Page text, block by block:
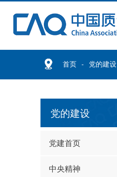
首页 党的建设
党的建设
党建首页
中央精神